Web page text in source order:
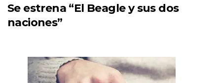
Se estrena “El Beagle y sus dos
naciones”